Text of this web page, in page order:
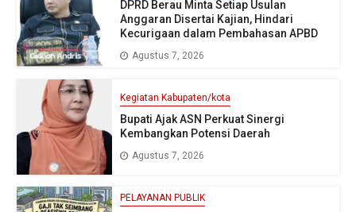
DPRD Berau Minta Setiap Usulan
Anggaran Disertai Kajian, Hindari
Kecurigaan dalam Pembahasan APBD
Agustus 7, 2026
Kegiatan Kabupaten/kota
Bupati Ajak ASN Perkuat Sinergi
Kembangkan Potensi Daerah
Agustus 7, 2026
PELAYANAN PUBLIK